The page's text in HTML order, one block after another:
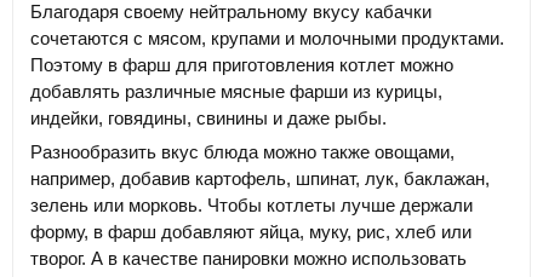
Благодаря своему нейтральному вкусу кабачки
сочетаются с мясом, крупами и молочными продуктами.
Поэтому в фарш для приготовления котлет можно
добавлять различные мясные фарши из курицы,
индейки, говядины, свинины и даже рыбы.
Разнообразить вкус блюда можно также овощами,
например, добавив картофель, шпинат, лук, баклажан,
зелень или морковь. Чтобы котлеты лучше держали
форму, в фарш добавляют яйца, муку, рис, хлеб или
творог. А в качестве панировки можно использовать